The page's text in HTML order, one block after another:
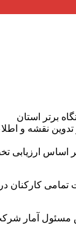
برتر استان
تدوین نقشه و